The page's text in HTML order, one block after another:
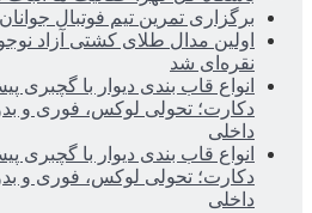
برگزاری تمرین تیم فوتبال
اولین مدال طلای کشتی آزاد
نقره‌ای شد
انواع قاب بندی دیوار با گچبری
دکارت؛ تحولی لوکس، فوری و
داخلی
انواع قاب بندی دیوار با گچبری
دکارت؛ تحولی لوکس، فوری و
داخلی